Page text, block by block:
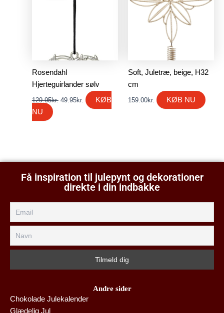
Rosendahl
Hjerteguirlander sølv
129.95kr.
129.95kr..
49.95kr.
KØB
NU
Soft, Juletræ, beige, H32
cm
159.00kr. KØB NU
Få inspiration til julepynt og dekorationer
direkte i din indbakke
Andre sider
Chokolade Julekalender
Glædelig Jul